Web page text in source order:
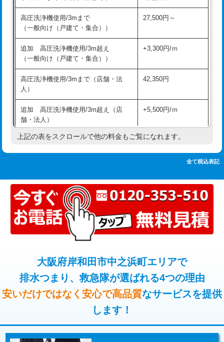
追加人工 16,500円
廃棄・処分 現場見積
※給水管工事は20mmまでの価格です。
持込商品取付（混合水栓）
持込商品取付（浄水器・分岐水栓） 16,500円
業）
排水管工事（追加 排水管工事/3ｍ超
え）
マス交換（土の掘削・埋め戻し作業） 11,000円~
マス交換（深さ50㎝以上） 66,000円
コンクリート斫り（厚さ10㎝まで） 27,500円
コンクリート斫り（厚さ10㎝超え） 38,500円
モルタル補修（厚さ10㎝まで） 27,500円
モルタル補修（厚さ10㎝超え） 38,500円
追加人工 16,500円
高圧洗浄機使用/3mまで
（一般向け（戸建て・集合））
27,500円～
追加 高圧洗浄機使用/3m超え
（一般向け（戸建て・集合））
+3,300円/ｍ
高圧洗浄機使用/3mまで（店舗・法
人）
42,350円
追加 高圧洗浄機使用/3m超え（店
舗・法人）
+5,500円/ｍ
高度高圧洗浄換 現地調査
トーラー機使用/3mまで 33,000円
追加トーラー機使用/3m超え +3,300円
カメラ調査 33,000円
止水・漏水調査・防水処理・清掃・修
理・調整・分解・加工など（軽作業）
11,000円
止水・漏水調査・防水処理・清掃・修
理・調整・分解・加工など（中作業）
22,000円
止水・漏水調査・防水処理・清掃・修
理・調整・分解・加工など（重作業）
33,000円
上記の表をスクロールで他の料金もご覧になれます。
全て税込表記
大阪府岸和田市中之浜町エリアで
排水つまり、救急隊が選ばれる4つの理由
安いだけではなく安心で高品質なサービスを提供
します！